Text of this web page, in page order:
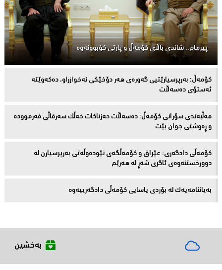
پیرمام.. شاندی باڵای كۆمه‌ڵ و پارتی كۆبوونه‌وه‌
كۆمەڵ: بەرپرسیارێتیی گەورەی هەر دۆخێکی نەخوازراو، دەكەوێتە
ئەستۆی دەسەڵات
مەڵبەندى سۆرانى کۆمەڵ: دەسەڵات حەزناکات خەڵک سەرقاڵى فەرموودە
و ڕەوشتى جوان بێت
کۆمەڵى دادگەرى: عێراق و كۆمەڵگەی نێودەوڵەتی بەرپرسیارن لە
دوورخستنەوەى ئاگری شەڕ لە هەرێم
بەیاننامەیەک لە بۆردی یاسایی کۆمەڵی دادگەرییەوە
بەخشین